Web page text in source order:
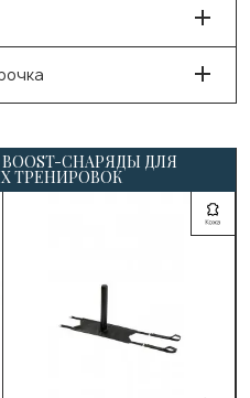
СНАРЯДЫ ДЛЯ
ТРЕНИРОВОК